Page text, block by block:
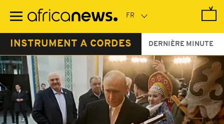
contenu
INSTRUMENT A CORDES DERNIÈRE MINUTE